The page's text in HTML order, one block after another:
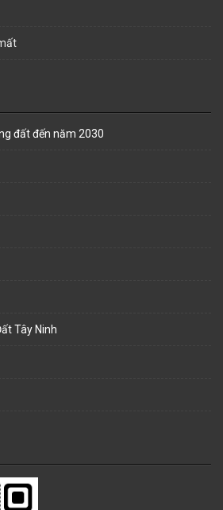
đất đến năm 2030
Tây Ninh